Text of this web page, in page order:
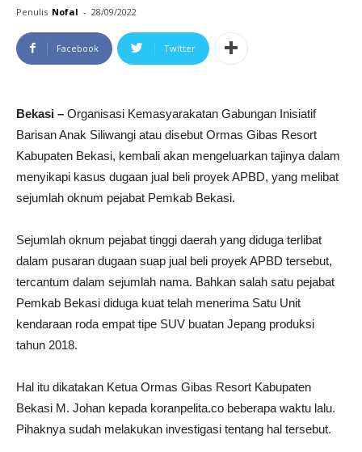
Penulis Nofal - 28/09/2022
Facebook Twitter
Bekasi – Organisasi Kemasyarakatan Gabungan Inisiatif
Barisan Anak Siliwangi atau disebut Ormas Gibas Resort
Kabupaten Bekasi, kembali akan mengeluarkan tajinya dalam
menyikapi kasus dugaan jual beli proyek APBD, yang melibat
sejumlah oknum pejabat Pemkab Bekasi.
Sejumlah oknum pejabat tinggi daerah yang diduga terlibat
dalam pusaran dugaan suap jual beli proyek APBD tersebut,
tercantum dalam sejumlah nama. Bahkan salah satu pejabat
Pemkab Bekasi diduga kuat telah menerima Satu Unit
kendaraan roda empat tipe SUV buatan Jepang produksi
tahun 2018.
Hal itu dikatakan Ketua Ormas Gibas Resort Kabupaten
Bekasi M. Johan kepada koranpelita.co beberapa waktu lalu.
Pihaknya sudah melakukan investigasi tentang hal tersebut.